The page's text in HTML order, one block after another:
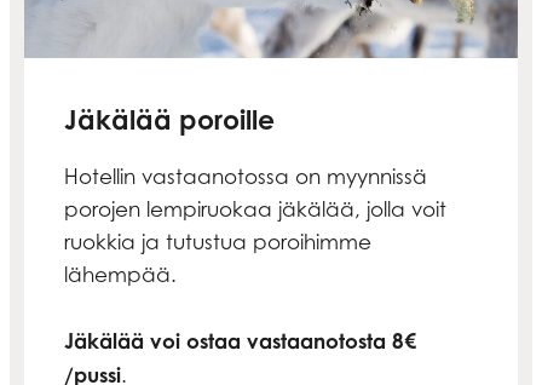
Jäkälää poroille
Hotellin vastaanotossa on myynnissä
porojen lempiruokaa jäkälää, jolla voit
ruokkia ja tutustua poroihimme
lähempää.
Jäkälää voi ostaa vastaanotosta 8€
/pussi.